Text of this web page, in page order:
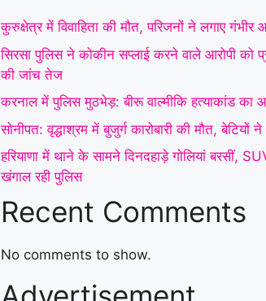
अंतिम संस्कार से किया
के सामने दिनदहाड़े गोलियां
खंगाल रही पुलिस | अंबाला
कुरुक्षेत्र में विवाहिता की मौत, परिजनों ने लगाए गंभीर
सिरसा पुलिस ने कोकीन सप्लाई करने वाले आरोपी को
की जांच तेज
करनाल में पुलिस मुठभेड़: बीरू वाल्मीकि हत्याकांड का
सोनीपत: वृद्धाश्रम में बुजुर्ग कारोबारी की मौत,
हरियाणा में थाने के सामने दिनदहाड़े गोलियां बरसीं,
खंगाल रही पुलिस
Recent Comments
No comments to show.